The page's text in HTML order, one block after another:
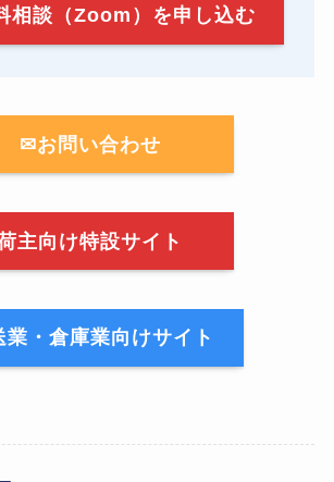
相談（Zoom）を申し込む
✉お問い合わせ
主向け特設サイト
業・倉庫業向けサイト